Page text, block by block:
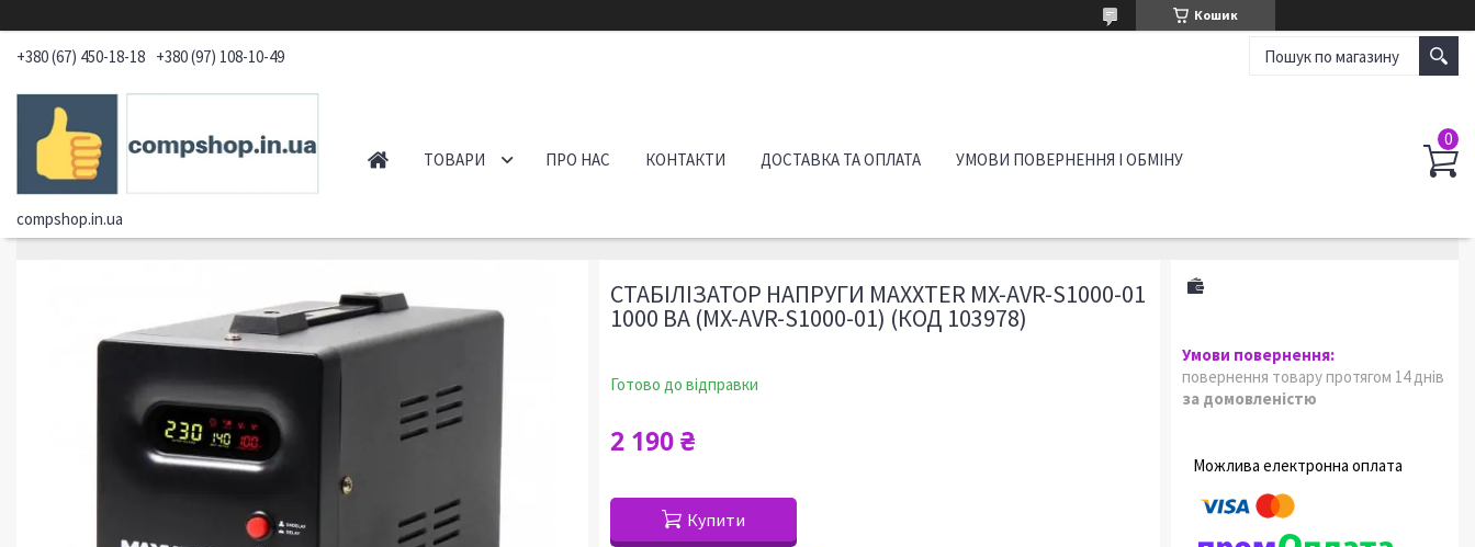
Кошик
+380 (67) 450-18-18 +380 (97) 108-10-49
compshop.in.ua
ТОВАРИ ПРО НАС КОНТАКТИ ДОСТАВКА ТА ОПЛАТА УМОВИ ПОВЕРНЕННЯ І ОБМІНУ
СТАБІЛІЗАТОР НАПРУГИ MAXXTER MX-AVR-S1000-01
1000 ВА (MX-AVR-S1000-01) (КОД 103978)
Готово до відправки
2 190 ₴
Купити
повернення товару протягом 14 днів
за домовленістю